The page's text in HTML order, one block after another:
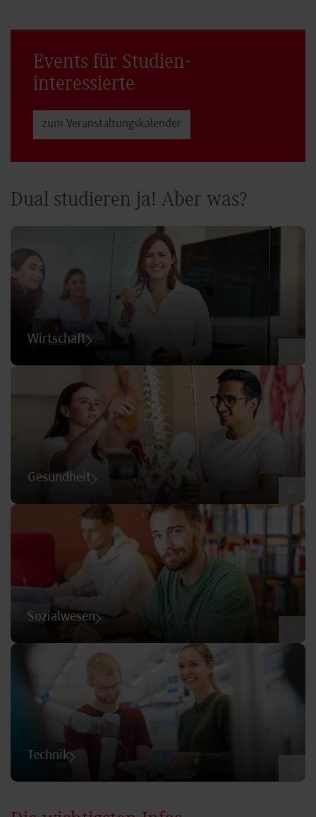
Events für Studien­
interessierte
zum Veranstaltungs­kalender
Dual studieren ja! Aber was?
Wirtschaft
Gesundheit
Sozialwesen
Technik